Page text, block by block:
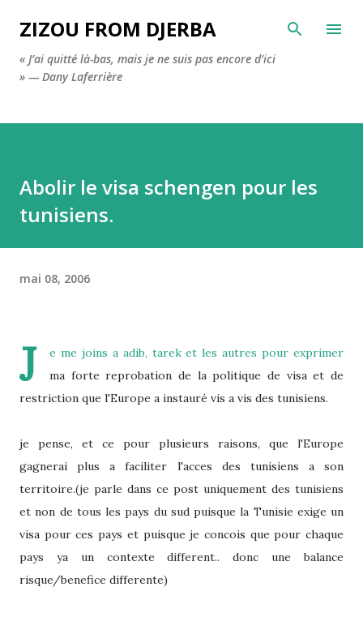
Accéder au contenu principal
ZIZOU FROM DJERBA
« J’ai quitté là-bas, mais je ne suis pas encore d’ici
» — Dany Laferrière
Abolir le visa schengen pour les
tunisiens.
mai 08, 2006
J e me joins a adib, tareket les autres pour exprimer
ma forte reprobation de la politique de visa et de
restriction que l'Europe a instauré vis a vis des tunisiens.
je pense, et ce pour plusieurs raisons, que l'Europe
gagnerai plus a faciliter l'acces des tunisiens a son
territoire.(je parle dans ce post uniquement des tunisiens
et non de tous les pays du sud puisque la Tunisie exige un
visa pour ces pays et puisque je concois que pour chaque
pays ya un contexte different.. donc une balance
risque/benefice differente)